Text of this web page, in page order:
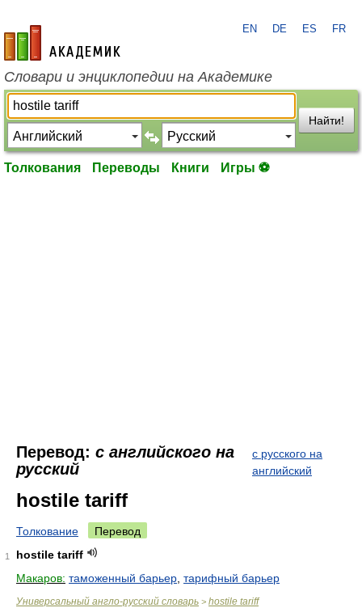
academic.ru
EN DE ES FR
Словари и энциклопедии на Академике
Найти!
Толкования Переводы Книги Игры ⚽
Перевод: с английского на
русский
с русского на
английский
hostile tariff
Толкование Перевод
1
hostile tariff
Макаров: таможенный барьер тарифный барьер
Универсальный англо-русский словарь > hostile tariff